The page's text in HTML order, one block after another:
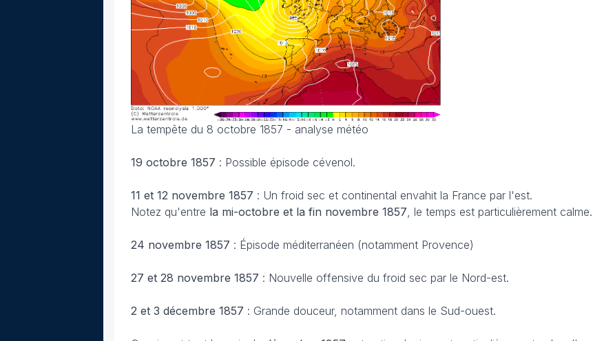
La tempête du 8 octobre 1857 - analyse météo
19 octobre 1857 : Possible épisode cévenol.
11 et 12 novembre 1857 : Un froid sec et continental envahit la France par l'est.
Notez qu'entre la mi-octobre et la fin novembre 1857, le temps est particulièrement calme.
24 novembre 1857 : Épisode méditerranéen (notamment Provence)
27 et 28 novembre 1857 : Nouvelle offensive du froid sec par le Nord-est.
2 et 3 décembre 1857 : Grande douceur, notamment dans le Sud-ouest.